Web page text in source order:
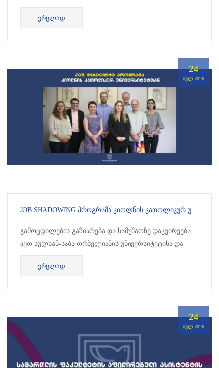
პარუნშვილმა მონაწილეობა მიიღო ვალენსიის
კათოლიკური უნივერს...
ᲕᲠᲪᲚᲐᲓ
24
ᲘᲕᲚ,2026
გამოცდილების გაზიარება და სამუშაოზე დაკვირვება
იყო სულხან-საბა ორბელიანის უნივერსიტეტისა და
კიოლნის კათოლიკური უნივერსიტეტის (Katho)
ერთობლ...
ᲕᲠᲪᲚᲐᲓ
24
ᲘᲕᲚ,2026